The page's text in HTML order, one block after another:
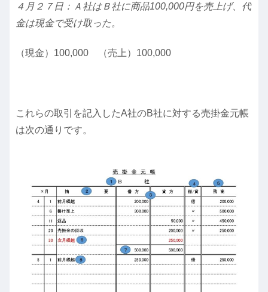
４月２７日：Ａ社はＢ社に商品100,000円を売上げ、代
金は現金で受け取った。
（現金）100,000 （売上）100,000
これらの取引を記入したA社のB社に対する売掛金元帳
は次の通りです。